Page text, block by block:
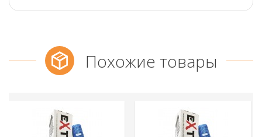
Похожие товары